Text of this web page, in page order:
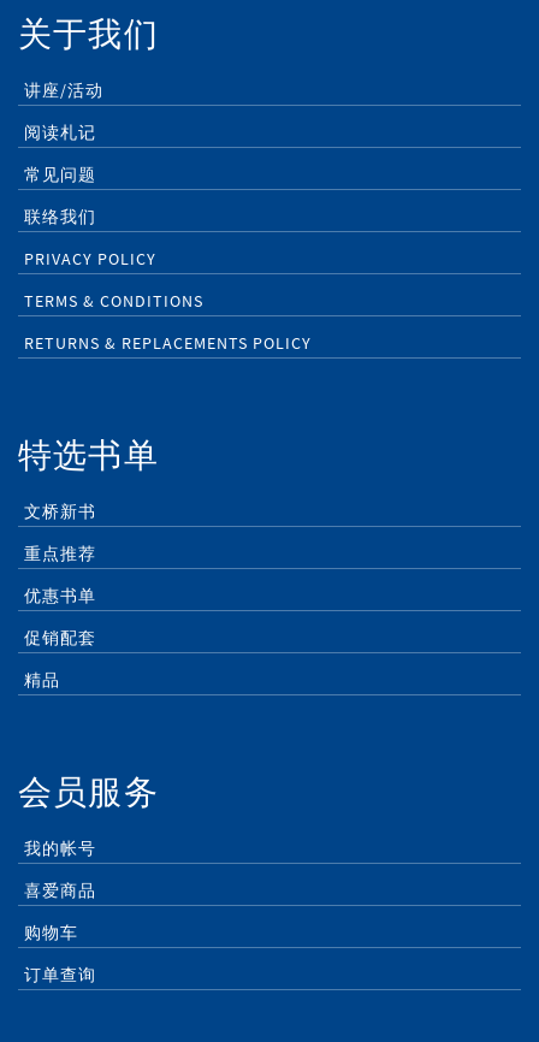
关于我们
讲座/活动
阅读札记
常见问题
联络我们
PRIVACY POLICY
TERMS & CONDITIONS
RETURNS & REPLACEMENTS POLICY
特选书单
文桥新书
重点推荐
优惠书单
促销配套
精品
会员服务
我的帐号
喜爱商品
购物车
订单查询